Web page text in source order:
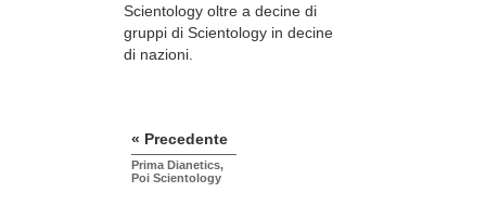
Scientology oltre a decine di
gruppi di Scientology in decine
di nazioni.
« Precedente
Prima Dianetics,
Poi Scientology